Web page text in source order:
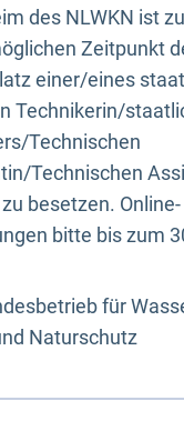
des NLWKN ist
Zeitpunkt
einer/eines
Technikerin/
Technischen
Technischen
besetzen. Online-
bitte bis zum
für
Naturschutz